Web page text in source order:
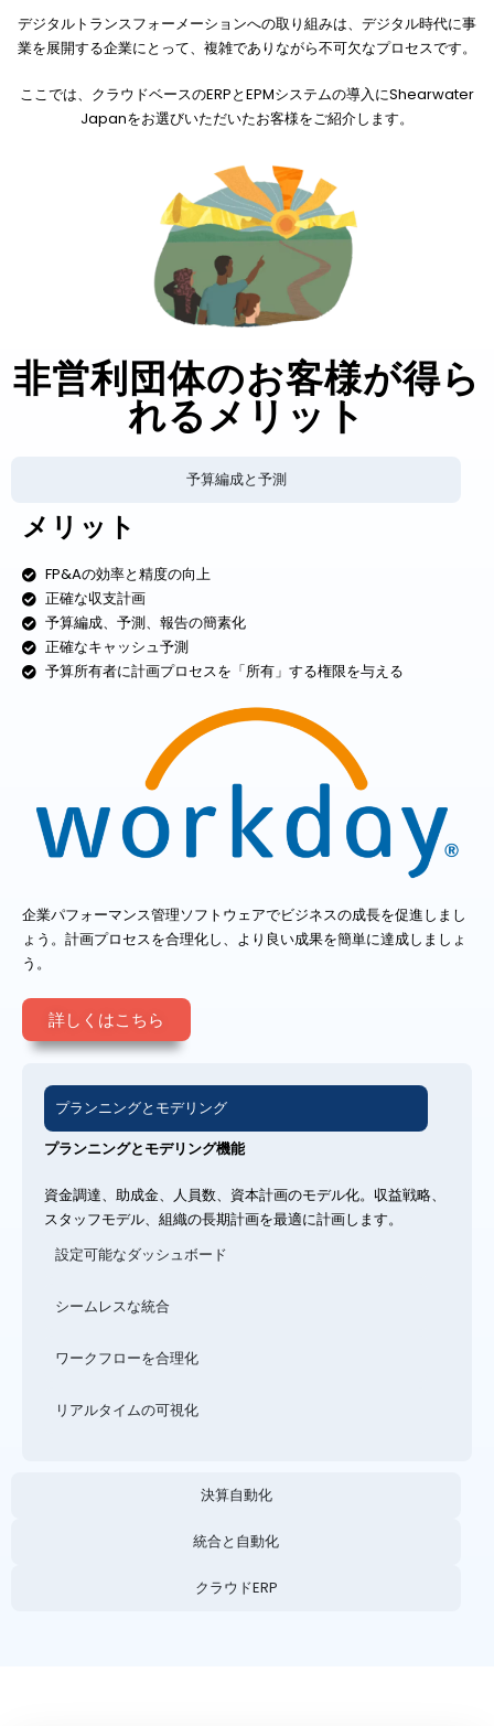
デジタルトランスフォーメーションへの取り組みは、デジタル時代に事
業を展開する企業にとって、複雑でありながら不可欠なプロセスです。
ここでは、クラウドベースのERPとEPMシステムの導入にShearwater
Japanをお選びいただいたお客様をご紹介します。
非営利団体のお客様が得ら
れるメリット
予算編成と予測
メリット
FP&Aの効率と精度の向上
正確な収支計画
予算編成、予測、報告の簡素化
正確なキャッシュ予測
予算所有者に計画プロセスを「所有」する権限を与える
企業パフォーマンス管理ソフトウェアでビジネスの成長を促進しまし
ょう。計画プロセスを合理化し、より良い成果を簡単に達成しましょ
う。
詳しくはこちら
プランニングとモデリング
プランニングとモデリング機能
資金調達、助成金、人員数、資本計画のモデル化。収益戦略、
スタッフモデル、組織の長期計画を最適に計画します。
設定可能なダッシュボード
シームレスな統合
ワークフローを合理化
リアルタイムの可視化
決算自動化
統合と自動化
クラウドERP